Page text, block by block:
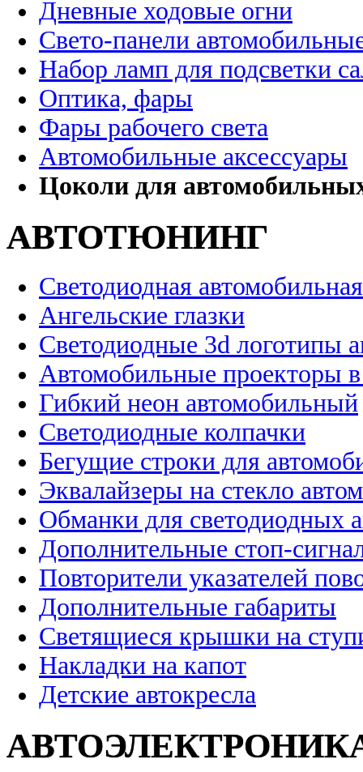
Дневные ходовые огни
Свето-панели
Набор ламп для подсветки
Оптика, фары
Фары рабочего света
Автомобильные аксессуары
Цоколи для
АВТОТЮНИНГ
Светодиодная
Ангельские глазки
Светодиодные 3d логотипы
Автомобильные проекторы
Гибкий неон автомобильный
Светодиодные колпачки
Бегущие строки для
Эквалайзеры на стекло
Обманки для светодиодных
Дополнительные стоп-
Повторители указателей
Дополнительные габариты
Светящиеся крышки на
Накладки на капот
Детские автокресла